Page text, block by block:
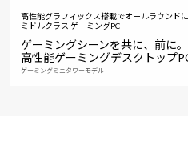
高性能グラフィックス搭載でオールラウンド
ミドルクラス ゲーミングPC
ゲーミングシーンを共に、前に。
高性能ゲーミングデスクトップ
ゲーミングミニタワーモデル